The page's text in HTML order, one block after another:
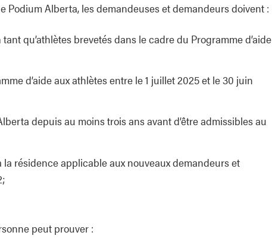
Podium Alberta, les demandeuses et demandeurs doivent :
qu’athlètes brevetés dans le cadre du Programme d’aide
d’aide aux athlètes entre le 1 juillet 2025 et le 30 juin
depuis au moins trois ans avant d’être admissibles au
la résidence applicable aux nouveaux demandeurs et
peut prouver :